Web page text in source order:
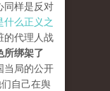
同样是反对
什么正义之
的代理人战
所绑架了
局的公开
自己在舆